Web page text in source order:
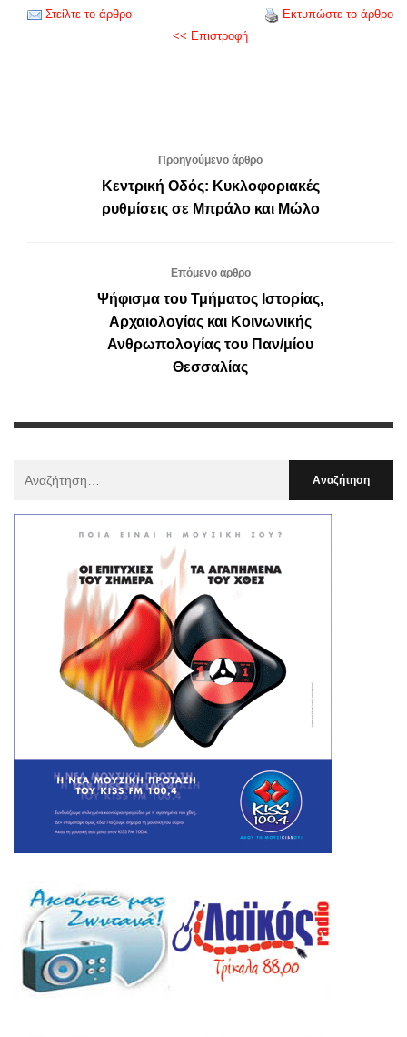
Στείλτε το άρθρο
Εκτυπώστε το άρθρο
<< Επιστροφή
Προηγούμενο άρθρο
Κεντρική Οδός: Κυκλοφοριακές
ρυθμίσεις σε Μπράλο και Μώλο
Επόμενο άρθρο
Ψήφισμα του Τμήματος Ιστορίας,
Αρχαιολογίας και Κοινωνικής
Ανθρωπολογίας του Παν/μίου
Θεσσαλίας
: